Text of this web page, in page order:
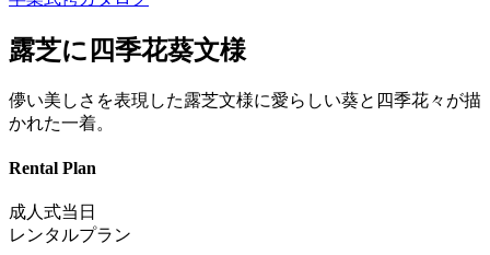
露芝に四季花葵文様
儚い美しさを表現した露芝文様に愛らしい葵と四季花々が描
かれた一着。
Rental Plan
成人式当日
レンタルプラン